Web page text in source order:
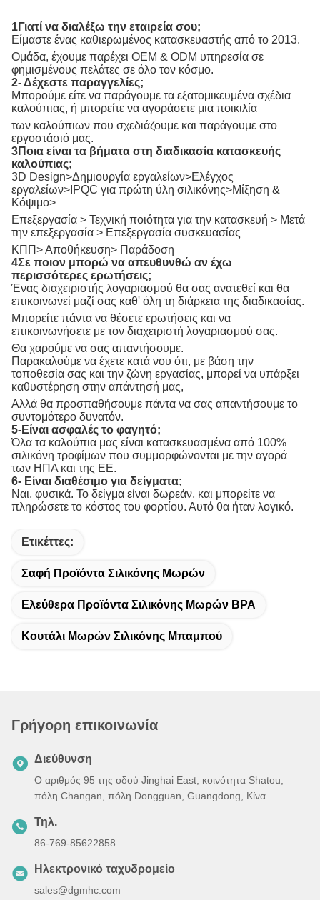
1Γιατί να διαλέξω την εταιρεία σου;
Είμαστε ένας καθιερωμένος κατασκευαστής από το 2013.
Ομάδα, έχουμε παρέχει OEM & ODM υπηρεσία σε
φημισμένους πελάτες σε όλο τον κόσμο.
2- Δέχεστε παραγγελίες;
Μπορούμε είτε να παράγουμε τα εξατομικευμένα σχέδια
καλούπιας, ή μπορείτε να αγοράσετε μια ποικιλία
των καλούπιων που σχεδιάζουμε και παράγουμε στο
εργοστάσιό μας.
3Ποια είναι τα βήματα στη διαδικασία κατασκευής
καλούπιας;
3D Design>Δημιουργία εργαλείων>Ελέγχος
εργαλείων>IPQC για πρώτη ύλη σιλικόνης>Μίξηση &
Κόψιμο>
Επεξεργασία > Τεχνική ποιότητα για την κατασκευή > Μετά
την επεξεργασία > Επεξεργασία συσκευασίας
ΚΠΠ> Αποθήκευση> Παράδοση
4Σε ποιον μπορώ να απευθυνθώ αν έχω
περισσότερες ερωτήσεις;
Ένας διαχειριστής λογαριασμού θα σας ανατεθεί και θα
επικοινωνεί μαζί σας καθ' όλη τη διάρκεια της διαδικασίας.
Μπορείτε πάντα να θέσετε ερωτήσεις και να
επικοινωνήσετε με τον διαχειριστή λογαριασμού σας.
Θα χαρούμε να σας απαντήσουμε.
Παρακαλούμε να έχετε κατά νου ότι, με βάση την
τοποθεσία σας και την ζώνη εργασίας, μπορεί να υπάρξει
καθυστέρηση στην απάντησή μας,
Αλλά θα προσπαθήσουμε πάντα να σας απαντήσουμε το
συντομότερο δυνατόν.
5-Είναι ασφαλές το φαγητό;
Όλα τα καλούπια μας είναι κατασκευασμένα από 100%
σιλικόνη τροφίμων που συμμορφώνονται με την αγορά
των ΗΠΑ και της ΕΕ.
6- Είναι διαθέσιμο για δείγματα;
Ναι, φυσικά. Το δείγμα είναι δωρεάν, και μπορείτε να
πληρώσετε το κόστος του φορτίου. Αυτό θα ήταν λογικό.
Ετικέττες:
Σαφή Προϊόντα Σιλικόνης Μωρών
Ελεύθερα Προϊόντα Σιλικόνης Μωρών BPA
Κουτάλι Μωρών Σιλικόνης Μπαμπού
Γρήγορη επικοινωνία
Διεύθυνση
Ο αριθμός 95 της οδού Jinghai East, κοινότητα Shatou,
πόλη Changan, πόλη Dongguan, Guangdong, Κίνα.
Τηλ.
86-769-85622858
Ηλεκτρονικό ταχυδρομείο
sales@dgmhc.com